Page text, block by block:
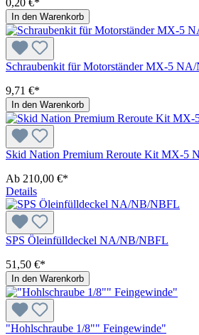
In den Warenkorb
Schraubenkit für Motorständer MX-5
9,71 €*
In den Warenkorb
Skid Nation Premium Reroute Kit MX-5
Ab 210,00 €*
Details
SPS Öleinfülldeckel NA/NB/NBFL
51,50 €*
In den Warenkorb
"Hohlschraube 1/8"" Feingewinde"